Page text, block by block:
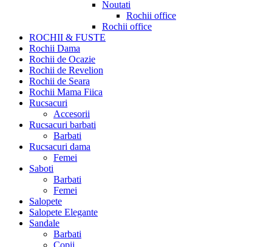
Noutati
Rochii office
Rochii office
ROCHII & FUSTE
Rochii Dama
Rochii de Ocazie
Rochii de Revelion
Rochii de Seara
Rochii Mama Fiica
Rucsacuri
Accesorii
Rucsacuri barbati
Barbati
Rucsacuri dama
Femei
Saboti
Barbati
Femei
Salopete
Salopete Elegante
Sandale
Barbati
Copii